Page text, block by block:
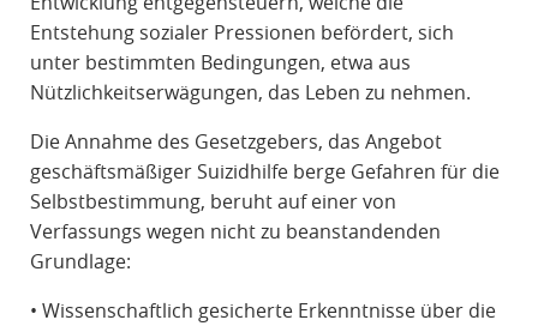
Entstehung sozialer Pressionen befördert, sich
unter bestimmten Bedingungen, etwa aus
Nützlichkeitserwägungen, das Leben zu nehmen.
Die Annahme des Gesetzgebers, das Angebot
geschäftsmäßiger Suizidhilfe berge Gefahren für die
Selbstbestimmung, beruht auf einer von
Verfassungs wegen nicht zu beanstandenden
Grundlage:
• Wissenschaftlich gesicherte Erkenntnisse über die